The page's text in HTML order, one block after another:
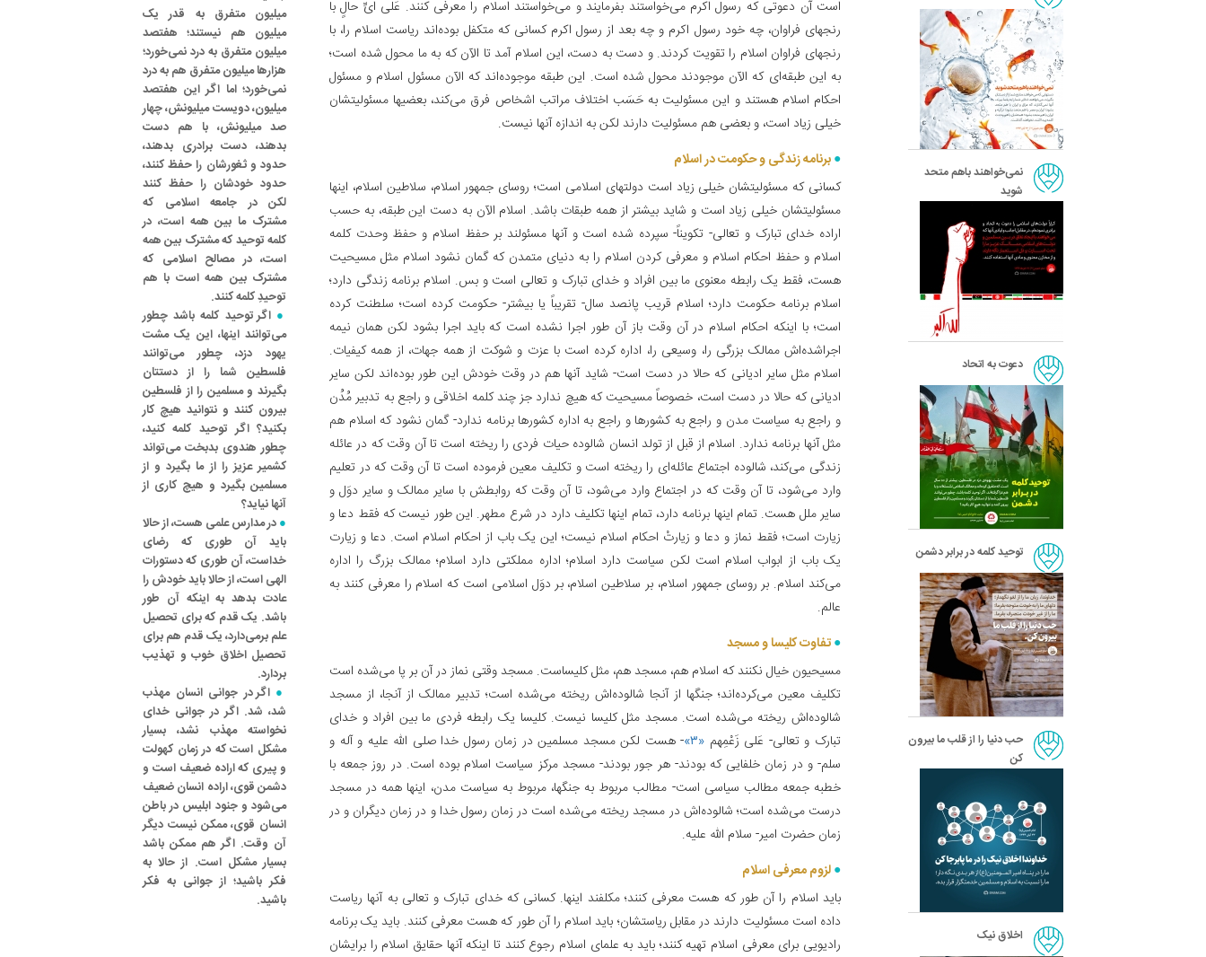
نمی‌خواهند باهم متحد
شوید
دعوت به اتحاد
توحید کلمه در برابر دشمن
حب دنیا را از قلب ما بیرون
کن
اخلاق نیک
است آن دعوتی که رسول اکرم می‌خواستند بفرمایند و می‌خواستند اسلام را معرفی کنند. عَلی‌ ایِّ حالٍ با
رنجهای فراوان، چه خود رسول اکرم و چه بعد از رسول اکرم کسانی که متکفل بوده‌اند ریاست اسلام را، با
رنجهای فراوان اسلام را تقویت کردند. و دست به دست، این اسلام آمد تا الآن که به ما محول شده است؛
به این طبقه‌ای که الآن موجودند محول شده است. این طبقه موجوده‌اند که الآن مسئول اسلام و مسئول
احکام اسلام هستند و این مسئولیت به حَسَب اختلاف مراتب اشخاص فرق می‌کند، بعضیها مسئولیتشان
خیلی زیاد است، و بعضی هم مسئولیت دارند لکن به اندازه آنها نیست.
برنامه زندگی و حکومت در اسلام‌
کسانی که مسئولیتشان خیلی زیاد است دولتهای اسلامی است؛ روسای جمهور اسلام، سلاطین اسلام، اینها
مسئولیتشان خیلی زیاد است و شاید بیشتر از همه طبقات باشد. اسلام الآن به دست این طبقه، به حسب
اراده خدای تبارک و تعالی- تکویناً- سپرده شده است و آنها مسئولند بر حفظ اسلام و حفظ وحدت کلمه
اسلام و حفظ احکام اسلام و معرفی کردن اسلام را به دنیای متمدن که گمان نشود اسلام مثل مسیحیت‌
هست، فقط یک رابطه معنوی ما بین افراد و خدای تبارک و تعالی است و بس. اسلام برنامه زندگی دارد؛
اسلام برنامه حکومت دارد؛ اسلام قریب پانصد سال- تقریباً یا بیشتر- حکومت کرده است؛ سلطنت کرده
است؛ با اینکه احکام اسلام در آن وقت باز آن طور اجرا نشده است که باید اجرا بشود لکن همان نیمه
اجراشده‌اش ممالک بزرگی را، وسیعی را، اداره کرده است با عزت و شوکت از همه جهات، از همه کیفیات.
اسلام مثل سایر ادیانی که حالا در دست است- شاید آنها هم در وقت خودش این طور بوده‌اند لکن سایر
ادیانی که حالا در دست است، خصوصاً مسیحیت که هیچ ندارد جز چند کلمه اخلاقی و راجع به تدبیر مُدُن
و راجع به سیاست مدن و راجع به کشورها و راجع به اداره کشورها برنامه ندارد- گمان نشود که اسلام هم
مثل آنها برنامه ندارد. اسلام از قبل از تولد انسان شالوده حیات فردی را ریخته است تا آن وقت که در عائله
زندگی می‌کند، شالوده اجتماع عائله‌ای را ریخته است و تکلیف معین فرموده است تا آن وقت که در تعلیم
وارد می‌شود، تا آن وقت که در اجتماع وارد می‌شود، تا آن وقت که روابطش با سایر ممالک و سایر دوَل و
سایر ملل هست. تمام اینها برنامه دارد، تمام اینها تکلیف دارد در شرع مطهر. این طور نیست که فقط دعا و
زیارت است؛ فقط نماز و دعا و زیارتْ احکام اسلام نیست؛ این یک باب از احکام اسلام است. دعا و زیارت
یک باب از ابواب اسلام است لکن سیاست دارد اسلام؛ اداره مملکتی دارد اسلام؛ ممالک بزرگ را اداره
می‌کند اسلام. بر روسای جمهور اسلام، بر سلاطین اسلام، بر دوَل اسلامی است که اسلام را معرفی کنند به
عالم.
تفاوت کلیسا و مسجد
مسیحیون خیال نکنند که اسلام هم، مسجد هم، مثل کلیساست. مسجد وقتی نماز در آن بر پا می‌شده است
تکلیف معین می‌کرده‌اند؛ جنگها از آنجا شالوده‌اش ریخته می‌شده است؛ تدبیر ممالک از آنجا، از مسجد
شالوده‌اش ریخته می‌شده است. مسجد مثل کلیسا نیست. کلیسا یک رابطه فردی ما بین افراد و خدای
تبارک و تعالی- عَلی‌ زَعْمِهم «۳»
- هست لکن مسجد مسلمین در زمان رسول خدا صلی الله علیه و آله و
سلم- و در زمان خلفایی که بودند- هر جور بودند- مسجد مرکز سیاست اسلام بوده است. در روز جمعه با
خطبه جمعه مطالب سیاسی است- مطالب مربوط به جنگها، مربوط به سیاست مدن، اینها همه در مسجد
درست می‌شده است؛ شالوده‌اش در مسجد ریخته می‌شده است در زمان رسول خدا و در زمان دیگران و در
زمان حضرت امیر- سلام الله علیه.
لزوم معرفی اسلام‌
باید اسلام را آن طور که هست معرفی کنند؛ مکلفند اینها. کسانی که خدای تبارک و تعالی به آنها ریاست
داده است مسئولیت دارند در مقابل ریاستشان؛ باید اسلام را آن طور که هست معرفی کنند. باید یک برنامه
رادیویی برای معرفی اسلام تهیه کنند؛ باید به علمای اسلام رجوع کنند تا اینکه آنها حقایق اسلام را برایشان
میلیون متفرق به قدر یک
میلیون هم نیستند؛ هفتصد
میلیون متفرق به درد نمی‌خورد؛
هزارها میلیون متفرق هم به درد
نمی‌خورد؛ اما اگر این هفتصد
میلیون، دویست میلیونش، چهار
صد میلیونش، با هم دست
بدهند، دست برادری بدهند،
حدود و ثغورشان را حفظ کنند،
حدود خودشان را حفظ کنند
لکن در جامعه اسلامی که
مشترک ما بین همه است، در
کلمه توحید که مشترک بین همه
است، در مصالح اسلامی که
مشترک بین همه است با هم
توحیدِ کلمه کنند.
اگر توحید کلمه باشد چطور
می‌توانند اینها، این یک مشت
یهود دزد، چطور می‌توانند
فلسطین شما را از دستتان
بگیرند و مسلمین را از فلسطین
بیرون کنند و نتوانید هیچ کار
بکنید؟ اگر توحید کلمه کنید،
چطور هندوی بدبخت می‌تواند
کشمیر عزیز را از ما بگیرد و از
مسلمین بگیرد و هیچ کاری از
آنها نیاید؟
در مدارس علمی هست، از حالا
باید آن طوری که رضای
خداست، آن طوری که دستورات
الهی است، از حالا باید خودش را
عادت بدهد به اینکه آن طور
باشد. یک قدم که برای تحصیل
علم برمی‌دارد، یک قدم هم برای
تحصیل اخلاق خوب و تهذیب
بردارد.
اگر در جوانی انسان مهذب
شد، شد. اگر در جوانی خدای
نخواسته مهذب نشد، بسیار
مشکل است که در زمان کهولت
و پیری که اراده ضعیف است و
دشمن قوی، اراده انسان ضعیف
می‌شود و جنود ابلیس در باطن
انسان قوی، ممکن نیست دیگر
آن وقت. اگر هم ممکن باشد
بسیار مشکل است. از حالا به
فکر باشید؛ از جوانی به فکر
باشید.